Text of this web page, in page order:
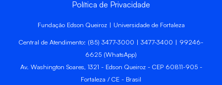
Política de Privacidade
Fundação Edson Queiroz | Universidade de Fortaleza
Central de Atendimento: (85) 3477-3000 | 3477-3400 | 99246-
6625 (WhatsApp)
Av. Washington Soares, 1321 - Edson Queiroz - CEP 60811-905 -
Fortaleza / CE - Brasil